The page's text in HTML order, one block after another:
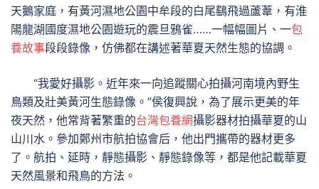
天鵝家庭，有黃河濕地公園中牟段的白尾鷂飛過蘆葦，有淮
陽龍湖國度濕地公園遊玩的震旦鴉雀……一幅幅圖片、一包
養故事段段錄像，仿佛都在講述著華夏天然生態的協調。
“我愛好攝影。近年來一向追蹤關心拍攝河南境內野生
鳥類及壯美黃河生態錄像。”侯復興說，為了展示更美的年
夜天然，他常背著繁重的台灣包養網攝影器材拍攝華夏的山
山川水。參加鄭州市航拍協會后，他出門攜帶的器材更多
了。航拍、延時，靜態攝影、靜態錄像等，都是他記載華夏
天然風景和飛鳥的方法。